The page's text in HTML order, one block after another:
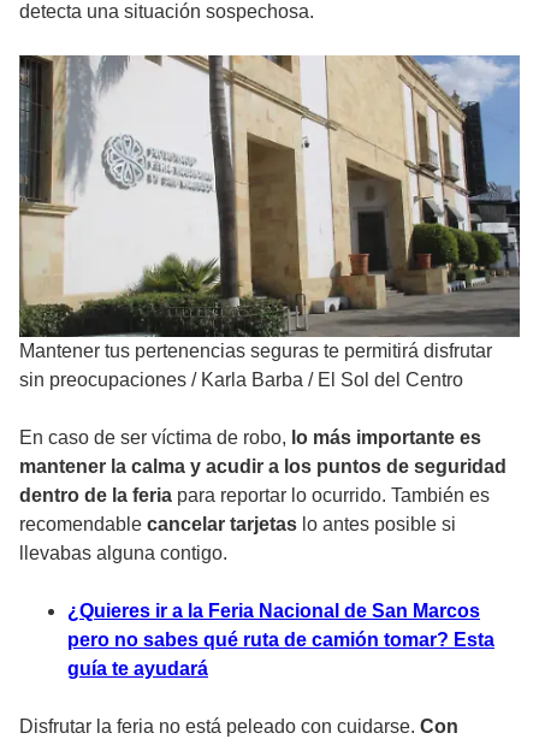
detecta una situación sospechosa.
Mantener tus pertenencias seguras te permitirá disfrutar
sin preocupaciones / Karla Barba / El Sol del Centro
En caso de ser víctima de robo, lo más importante es
mantener la calma y acudir a los puntos de seguridad
dentro de la feria para reportar lo ocurrido. También es
recomendable cancelar tarjetas lo antes posible si
llevabas alguna contigo.
¿Quieres ir a la Feria Nacional de San Marcos
pero no sabes qué ruta de camión tomar? Esta
guía te ayudará
Disfrutar la feria no está peleado con cuidarse. Con